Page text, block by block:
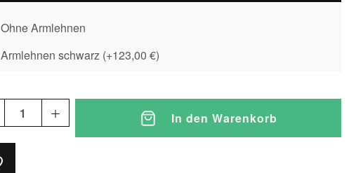
Ohne Armlehnen
Armlehnen schwarz (+123,00 €)
In den Warenkorb